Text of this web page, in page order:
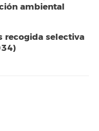
ambiental
recogida selectiva